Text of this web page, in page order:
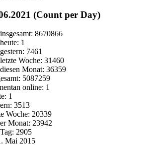
(Count per Day)
8670866
1
7461
Woche: 31460
Monat: 36359
5087259
online: 1
1
3513
Woche: 20339
Monat: 23942
2905
Mai 2015